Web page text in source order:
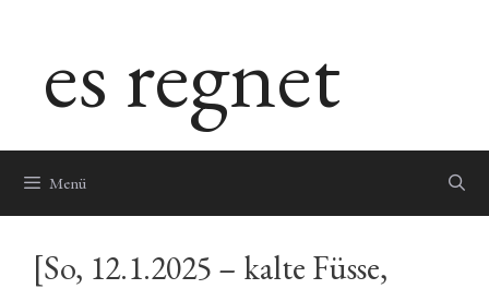
springenes regnet
Menü
[So, 12.1.2025 – kalte Füsse,